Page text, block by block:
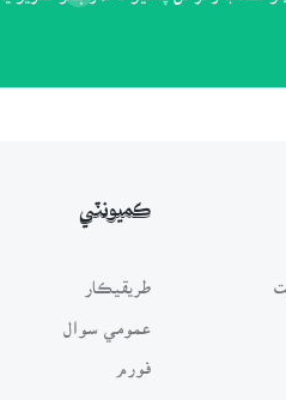
ڪميونٽي
طريقيڪار
عمومي سوال
فورم